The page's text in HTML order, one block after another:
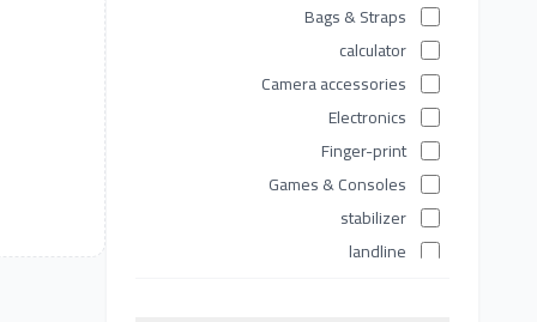
Bags & Straps
calculator
Camera accessories
Electronics
Finger-print
Games & Consoles
stabilizer
landline